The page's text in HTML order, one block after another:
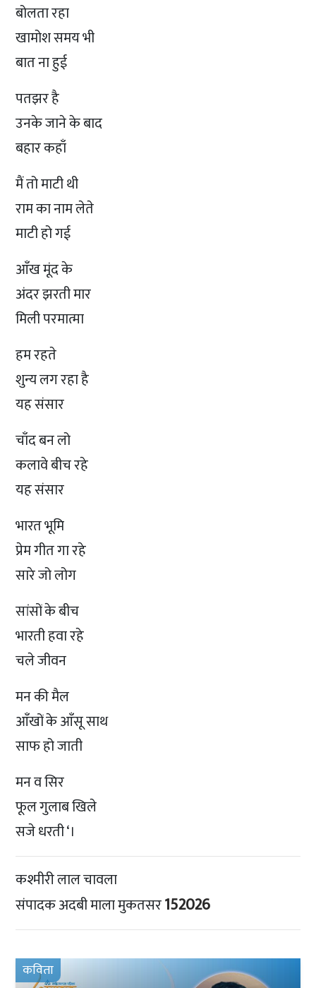
बोलता रहा
खामोश समय भी
बात ना हुई
पतझर है
उनके जाने के बाद
बहार कहाँ
मैं तो माटी थी
राम का नाम लेते
माटी हो गई
आँख मूंद के
अंदर झरती मार
मिली परमात्मा
हम रहते
शुन्य लग रहा है
यह संसार
चाँद बन लो
कलावे बीच रहे
यह संसार
भारत भूमि
प्रेम गीत गा रहे
सारे जो लोग
सांसों के बीच
भारती हवा रहे
चले जीवन
मन की मैल
आँखों के आँसू साथ
साफ हो जाती
मन व सिर
फूल गुलाब खिले
सजे धरती ‘।
कश्मीरी लाल चावला
संपादक अदबी माला मुकतसर152026
कविता